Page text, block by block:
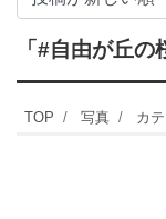
「#自由が丘の
TOP 写真 カ